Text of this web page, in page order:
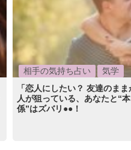
相手の気持ち占い
気学
「恋人にしたい？ 友達のま
人が狙っている、あなたと“
係”はズバリ●●！